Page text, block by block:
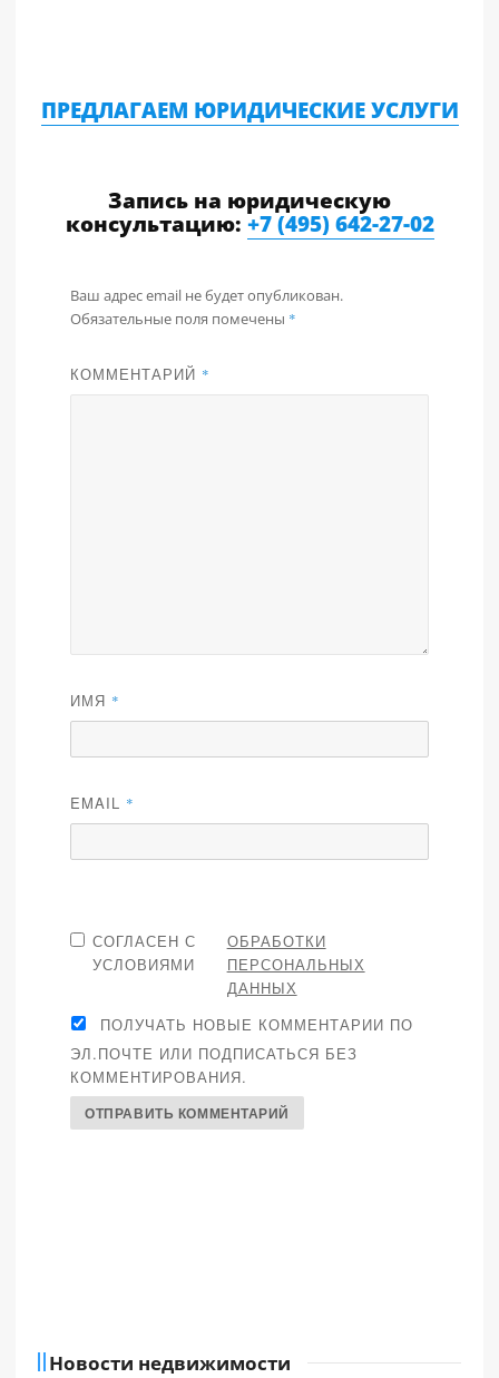
ПРЕДЛАГАЕМ ЮРИДИЧЕСКИЕ УСЛУГИ
Запись на юридическую
консультацию: +7 (495) 642-27-02
Ваш адрес email не будет опубликован.
Обязательные поля помечены *
КОММЕНТАРИЙ *
ИМЯ *
EMAIL *
СОГЛАСЕН С
УСЛОВИЯМИ
ОБРАБОТКИ
ПЕРСОНАЛЬНЫХ
ДАННЫХ
ПОЛУЧАТЬ НОВЫЕ КОММЕНТАРИИ ПО
ЭЛ.ПОЧТЕ ИЛИ ПОДПИСАТЬСЯ БЕЗ
КОММЕНТИРОВАНИЯ.
Новости недвижимости